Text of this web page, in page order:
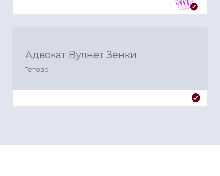
Адвокат Вулнет Зенки
Тетово